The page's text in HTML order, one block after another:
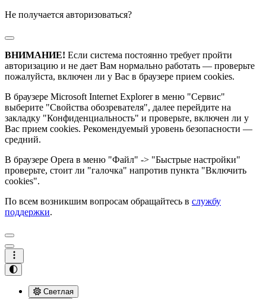
Не получается авторизоваться?
ВНИМАНИЕ! Если система постоянно требует пройти
авторизацию и не дает Вам нормально работать — проверьте
пожалуйста, включен ли у Вас в браузере прием cookies.
В браузере Microsoft Internet Explorer в меню "Сервис"
выберите "Свойства обозревателя", далее перейдите на
закладку "Конфиденциальность" и проверьте, включен ли у
Вас прием cookies. Рекомендуемый уровень безопасности —
средний.
В браузере Opera в меню "Файл" -> "Быстрые настройки"
проверьте, стоит ли "галочка" напротив пункта "Включить
cookies".
По всем возникшим вопросам обращайтесь в службу
поддержки.
Светлая